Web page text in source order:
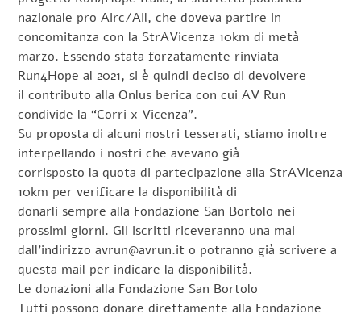
nazionale pro Airc/Ail, che doveva partire in
concomitanza con la StrAVicenza 10km di metà
marzo. Essendo stata forzatamente rinviata
Run4Hope al 2021, si è quindi deciso di devolvere
il contributo alla Onlus berica con cui AV Run
condivide la “Corri x Vicenza”.
Su proposta di alcuni nostri tesserati, stiamo inoltre
interpellando i nostri che avevano già
corrisposto la quota di partecipazione alla StrAVicenza
10km per verificare la disponibilità di
donarli sempre alla Fondazione San Bortolo nei
prossimi giorni. Gli iscritti riceveranno una mai
dall’indirizzo avrun@avrun.it o potranno già scrivere a
questa mail per indicare la disponibilità.
Le donazioni alla Fondazione San Bortolo
Tutti possono donare direttamente alla Fondazione